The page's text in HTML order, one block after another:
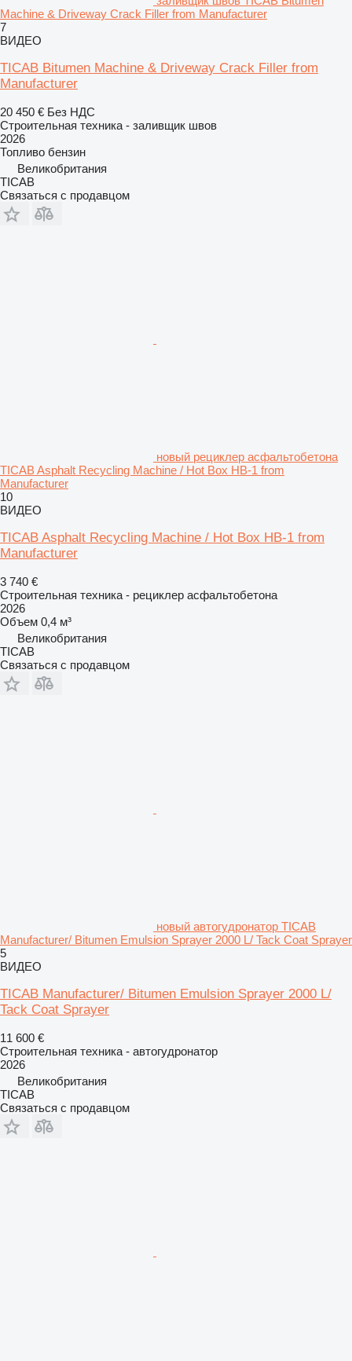
Machine & Driveway Crack Filler from Manufacturer
7
ВИДЕО
TICAB Bitumen Machine & Driveway Crack Filler from
Manufacturer
20 450 € Без НДС
Строительная техника - заливщик швов
2026
Топливо бензин
Великобритания
TICAB
Связаться с продавцом
новый рециклер асфальтобетона
TICAB Asphalt Recycling Machine / Hot Box HB-1 from
Manufacturer
10
ВИДЕО
TICAB Asphalt Recycling Machine / Hot Box HB-1 from
Manufacturer
3 740 €
Строительная техника - рециклер асфальтобетона
2026
Объем 0,4 м³
Великобритания
TICAB
Связаться с продавцом
новый автогудронатор TICAB
Manufacturer/ Bitumen Emulsion Sprayer 2000 L/ Tack Coat Sprayer
5
ВИДЕО
TICAB Manufacturer/ Bitumen Emulsion Sprayer 2000 L/
Tack Coat Sprayer
11 600 €
Строительная техника - автогудронатор
2026
Великобритания
TICAB
Связаться с продавцом